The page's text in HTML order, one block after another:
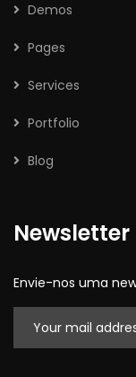
Demos
Pages
Services
Portfolio
Blog
Newsletter
Envie-nos uma